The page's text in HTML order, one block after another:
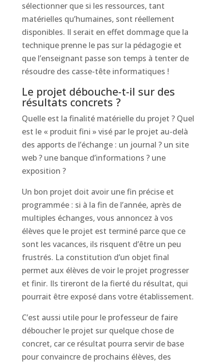
sélectionner que si les ressources, tant
matérielles qu’humaines, sont réellement
disponibles. Il serait en effet dommage que la
technique prenne le pas sur la pédagogie et
que l’enseignant passe son temps à tenter de
résoudre des casse-tête informatiques !
Le projet débouche-t-il sur des
résultats concrets ?
Quelle est la finalité matérielle du projet ? Quel
est le « produit fini » visé par le projet au-delà
des apports de l’échange : un journal ? un site
web ? une banque d’informations ? une
exposition ?
Un bon projet doit avoir une fin précise et
programmée : si à la fin de l’année, après de
multiples échanges, vous annoncez à vos
élèves que le projet est terminé parce que ce
sont les vacances, ils risquent d’être un peu
frustrés. La constitution d’un objet final
permet aux élèves de voir le projet progresser
et finir. Ils tireront de la fierté du résultat, qui
pourrait être exposé dans votre établissement.
C’est aussi utile pour le professeur de faire
déboucher le projet sur quelque chose de
concret, car ce résultat pourra servir de base
pour convaincre de prochains élèves, des